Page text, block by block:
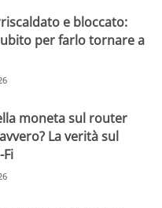
e bloccato:
per farlo tornare a
moneta sul router
La verità sul